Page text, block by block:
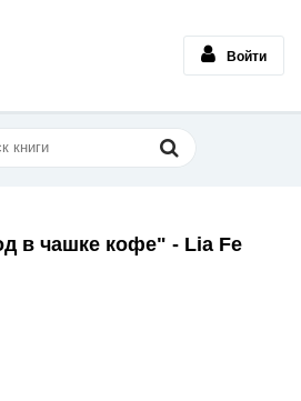
Войти
в чашке кофе" - Lia Fe